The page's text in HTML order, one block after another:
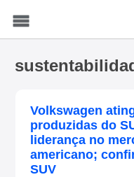
Volkswagen
produzidas do
liderança no
americano;
SUV